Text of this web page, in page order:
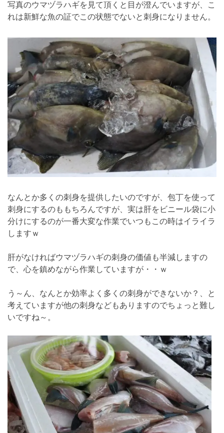
写真のウマヅラハギを見て頂くと目が澄んでいますが、こ
れは新鮮な魚の証でこの状態でないと刺身になりません。
なんとか多くの刺身を提供したいのですが、包丁を使って
刺身にするのももちろんですが、実は肝をビニール袋に小
分けにするのが一番大変な作業でいつもこの時はイライラ
しますｗ
肝がなければウマヅラハギの刺身の価値も半減しますの
で、心を鎮めながら作業していますが・・ｗ
う～ん、なんとか効率よく多くの刺身ができないか？、と
考えていますが他の刺身などもありますのでちょっと難し
いですね～。